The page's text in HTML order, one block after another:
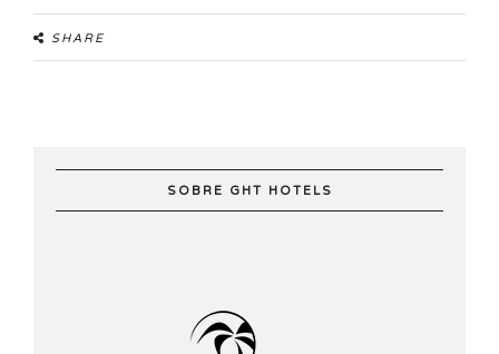
SHARE
SOBRE GHT HOTELS